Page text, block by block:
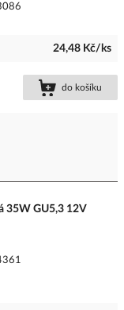
24,48 Kč/ks
do košíku
35W GU5,3 12V